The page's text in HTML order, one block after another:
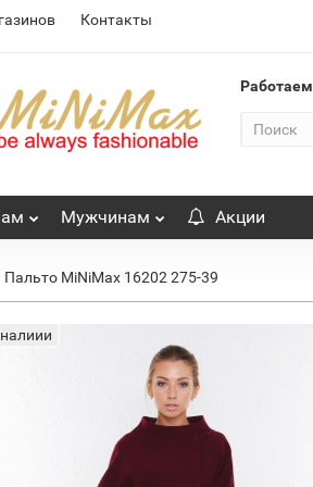
Контакты
Работаем
Мужчинам Акции
Пальто MiNiMax 16202 275-39